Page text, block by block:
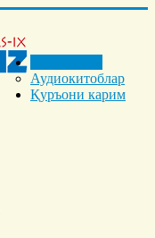
Аудиокитоблар
Қуръони карим